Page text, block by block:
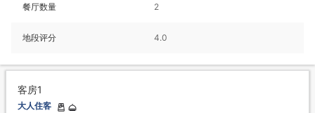
餐厅数量 2
地段评分 4.0
客房1
大人住客